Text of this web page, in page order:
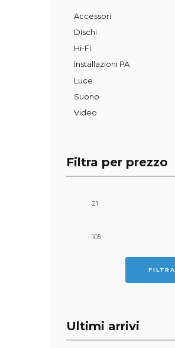
Accessori
Dischi
Hi-Fi
Installazioni PA
Luce
Suono
Video
Filtra per prezzo
FILTRA
Ultimi arrivi